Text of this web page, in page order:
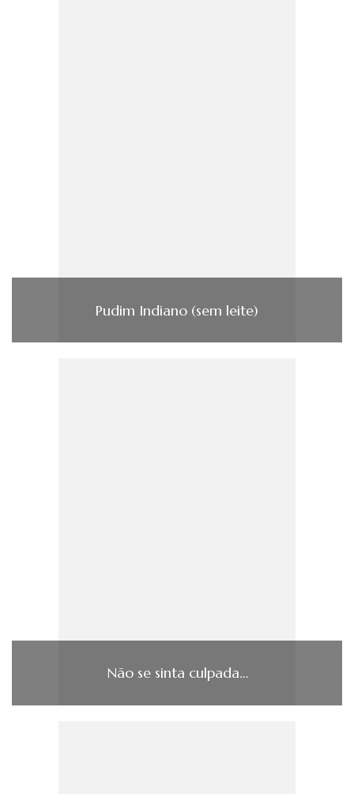
Pudim Indiano (sem leite)
Não se sinta culpada…